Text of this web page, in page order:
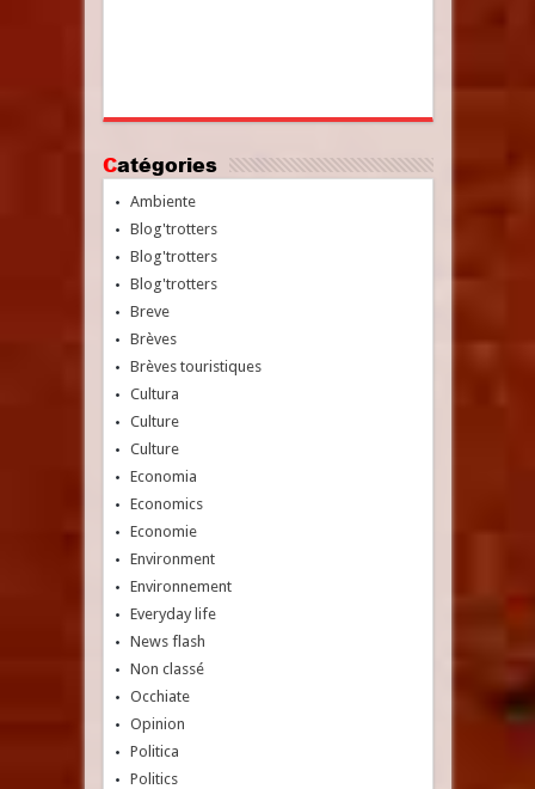
Catégories
Ambiente
Blog'trotters
Blog'trotters
Blog'trotters
Breve
Brèves
Brèves touristiques
Cultura
Culture
Culture
Economia
Economics
Economie
Environment
Environnement
Everyday life
News flash
Non classé
Occhiate
Opinion
Politica
Politics